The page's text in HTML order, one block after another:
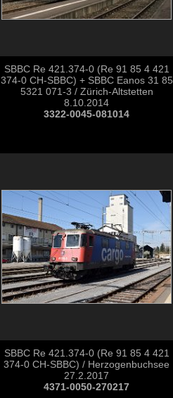
SBBC Re 421.374-0 (Re 91 85 4 421
374-0 CH-SBBC) + SBBC Eanos 31 85
5321 071-3 / Zürich-Altstetten
8.10.2014
3322-0045-081014
SBBC Re 421.374-0 (Re 91 85 4 421
374-0 CH-SBBC) / Herzogenbuchsee
27.2.2017
4371-0050-270217